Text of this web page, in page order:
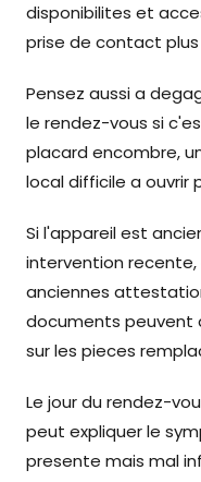
disponibilites et
prise de contact
Pensez aussi a
le rendez-vous si
placard encombre,
local difficile a ouvrir
Si l'appareil est
intervention
anciennes
documents peuvent
sur les pieces
Le jour du rendez-
peut expliquer le
presente mais mal